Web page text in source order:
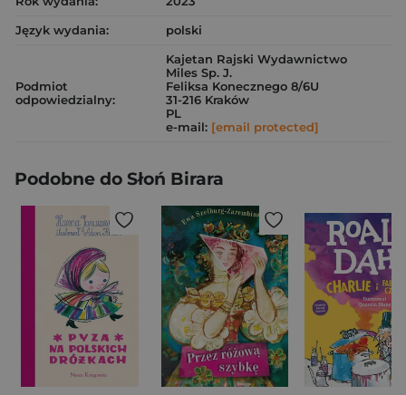
Język wydania:
polski
Podmiot
odpowiedzialny:
Kajetan Rajski Wydawnictwo
Miles Sp. J.
Feliksa Konecznego 8/6U
31-216 Kraków
PL
e-mail: [email protected]
Podobne do Słoń Birara